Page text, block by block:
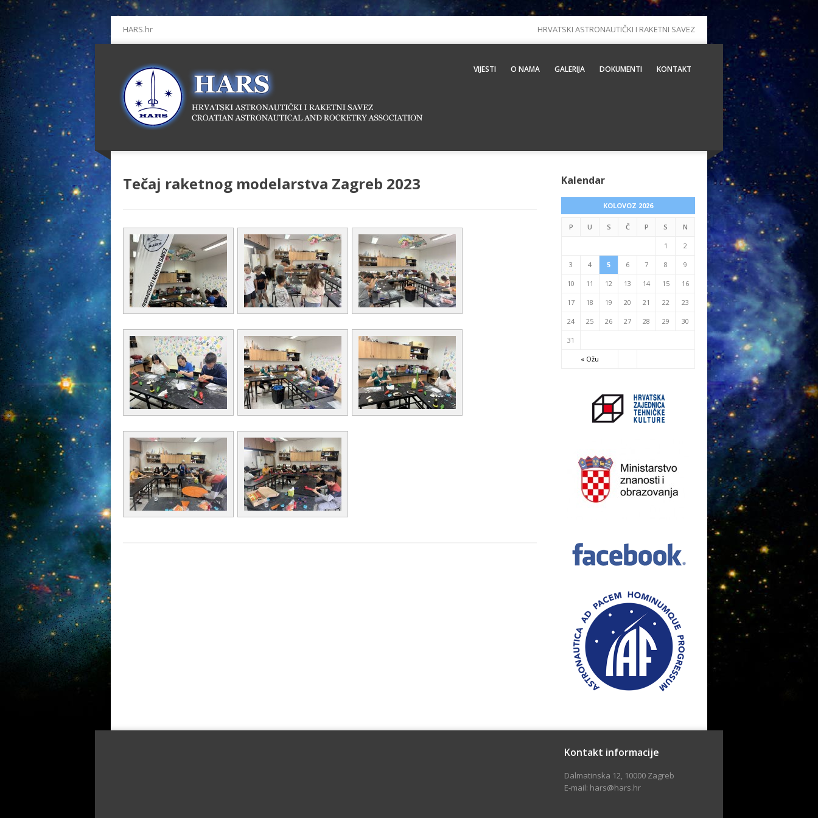
HRVATSKI ASTRONAUTIČKI I RAKETNI SAVEZ
HARS.hr
VIJESTI O NAMA GALERIJA DOKUMENTI KONTAKT
Tečaj raketnog modelarstva Zagreb 2023 Kalendar
KOLOVOZ 2026
P U S Č P S N
« Ožu
1 2
3 4 5 6 7 8 9
10 11 12 13 14 15 16
17 18 19 20 21 22 23
24 25 26 27 28 29 30
31
Kontakt informacije
Dalmatinska 12, 10000 Zagreb
E-mail: hars@hars.hr